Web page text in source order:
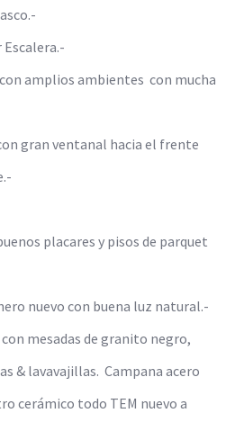
Escalera.-
amplios ambientes con mucha
gran ventanal hacia el frente
placares y pisos de parquet
nuevo con buena luz natural.-
mesadas de granito negro,
& lavavajillas. Campana acero
cerámico todo TEM nuevo a